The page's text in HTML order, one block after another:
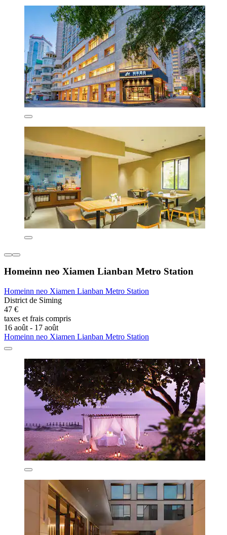
Homeinn neo Xiamen Lianban Metro Station
Homeinn neo Xiamen Lianban Metro Station
District de Siming
47 €
taxes et frais compris
16 août - 17 août
Homeinn neo Xiamen Lianban Metro Station